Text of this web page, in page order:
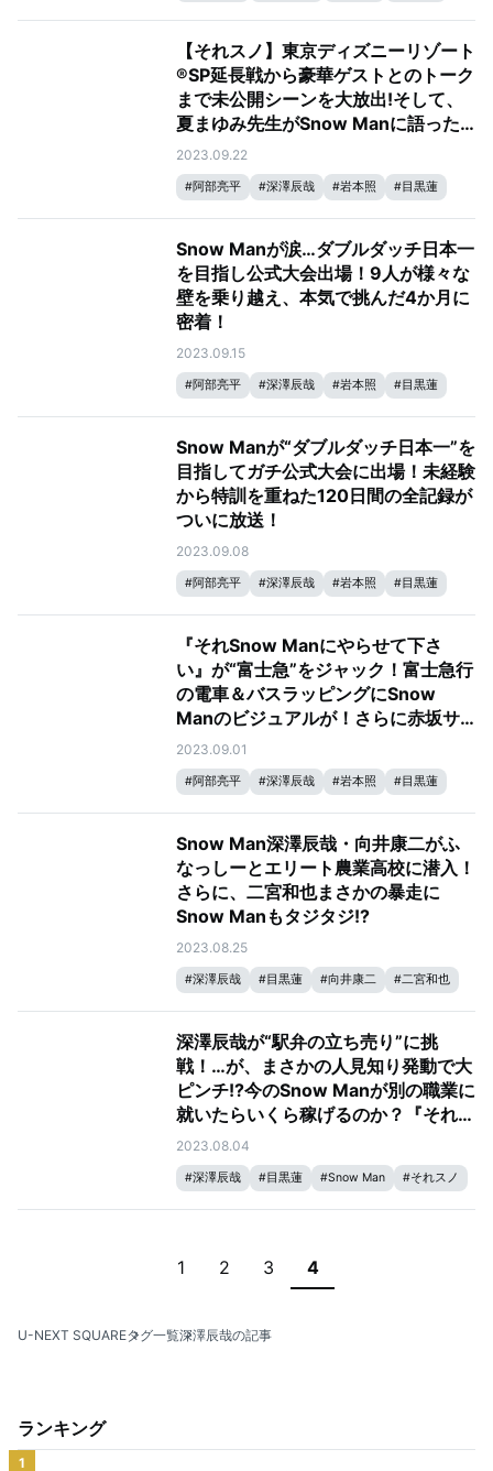
# 佐久間大介 #
それスノ
#それSnow Manにやらせて下さい # 渡辺翔太
【それスノ】東京ディズニーリゾート
®SP延長戦から豪華ゲストとのトーク
まで未公開シーンを大放出!そして、
夏まゆみ先生がSnow Manに語った
言葉とは…？
2023.09.22
#阿部亮平 #深澤辰哉 #岩本照 #目黒蓮
佐久間大介 # それスノ
# それSnow Manにやらせて下さい #渡辺翔太
Snow Manが涙…ダブルダッチ日本一
を目指し公式大会出場！9人が様々な
壁を乗り越え、本気で挑んだ4か月に
密着！
2023.09.15
#阿部亮平 #深澤辰哉 #岩本照 #目黒蓮
佐久間大介 # Snow Man #それスノ
#それSnow Manにやらせて下さい #渡辺翔太
Snow Manが“ダブルダッチ日本一”を
目指してガチ公式大会に出場！未経験
から特訓を重ねた120日間の全記録が
ついに放送！
2023.09.08
#阿部亮平 #深澤辰哉 #岩本照 #目黒蓮
# 佐久間大介 Snow Man #それスノ
#
それSnow Manにやらせて下さい # 渡辺翔太
『それSnow Manにやらせて下さ
い』が“富士急”をジャック！富士急行
の電車＆バスラッピングにSnow
Manのビジュアルが！さらに赤坂サ
カスで6万3000人を動員した「すの
すのだるま」も登場！！
2023.09.01
#阿部亮平 #深澤辰哉 #岩本照 #目黒蓮
佐久間大介 #Snow Man #それスノ
# それSnow Manにやらせて下さい #渡辺翔太
Snow Man深澤辰哉・向井康二がふ
なっしーとエリート農業高校に潜入！
さらに、二宮和也まさかの暴走に
Snow Manもタジタジ!?
2023.08.25
#深澤辰哉 #目黒蓮 #向井康二 #二宮和也
#それSnow Manにやらせて下さい
深澤辰哉が“駅弁の立ち売り”に挑
戦！…が、まさかの人見知り発動で大
ピンチ!?今のSnow Manが別の職業に
就いたらいくら稼げるのか？『それ
Snow Manにやらせて下さい』禁断
の査定企画「それSnow Manだとお
いくらですか？」今夜8時から放送！
2023.08.04
#深澤辰哉 #目黒蓮 #Snow Man #それスノ
1 2 3 4
U-NEXT SQUAREタグ一覧深澤辰哉の記事
ランキング
1